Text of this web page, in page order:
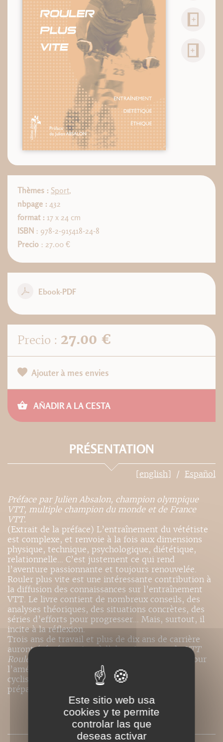
Thèmes : Sport,
nbpage : 432
format : 17 x 24 cm
ISBN : 978-2-915418-24-8
Precio : 27.00 €
Ebook-PDF
Precio : 27.00 €
Ajouter à mes envies
AÑADIR A LA CESTA
PRÉSENTATION
[english] Español
Préface par Julien Absalon, champion olympique
VTT, multiple champion du monde et de France
VTT.
(Extrait de la préface) L’entraînement du vététiste
est complexe, et renvoie à la fois aux dimensions
physique, technique, psychologique, diététique,
relationnelle… C’est justement ce qui rend
l’aventure passionnante et toujours renouvelée.
Rouler plus vite est une intéressante contribution à
la diffusion des connaissances sur l’entraînement
VTT. Le livre contient de nombreux conseils, des
analyses théoriques, des situations concrètes, des
séries d’efforts pour progresser… Mais, surtout, il
incite à la réflexion.
Trois ans de travail et plus de dix ans de carrière
auront été nécessaires à l’aboutissement deVTT
Rouler plus vite
, qui se veut un outil complet pour
l’amélioration des performances des coureurs
cyclistes, à travers l’optimisation de leur
préparation physique et de leur entraînement.
SOMMAIRE
Este sitio web usa
cookies y te permite
controlar las que
deseas activar